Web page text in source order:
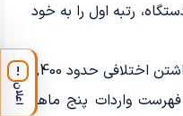
ایرانیان با واردات 4,518 دستگاه، رتبه اول را به خود
شرکت معین خودرو ایرانیان با داشتن اختلافی حدود 1,400
واردات پنج ماهه
!
اعلان